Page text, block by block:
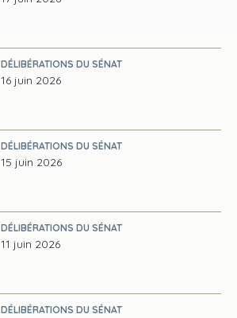
DÉLIBÉRATIONS DU SÉNAT
16 juin 2026
DÉLIBÉRATIONS DU SÉNAT
15 juin 2026
DÉLIBÉRATIONS DU SÉNAT
11 juin 2026
DÉLIBÉRATIONS DU SÉNAT